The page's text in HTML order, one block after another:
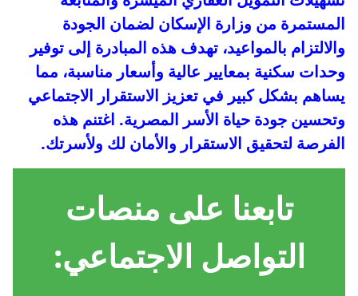
المستمرة من وزارة الإسكان لضمان الجودة
والالتزام بالمواعيد، تهدف هذه المبادرة إلى توفير
وحدات سكنية بمعايير عالية وأسعار مناسبة، مما
يساهم بشكل كبير في تعزيز الاستقرار الاجتماعي
وتحسين جودة حياة الأسر المصرية. اغتنم هذه
الفرصة لتحقيق الاستقرار والأمان لك ولأسرتك.
تابعنا على منصات
التواصل الاجتماعي: